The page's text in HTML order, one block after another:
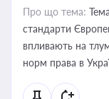
Про що тема:
стандарти
впливають на
норм права в